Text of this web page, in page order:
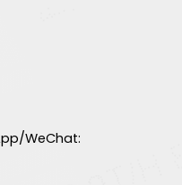
WeChat: